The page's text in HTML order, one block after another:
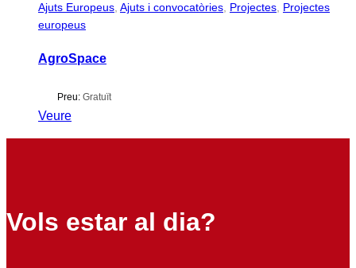
Ajuts Europeus Ajuts i convocatòries Projectes Projectes
europeus
AgroSpace
Preu: Gratuït
Veure
Vols estar al dia?